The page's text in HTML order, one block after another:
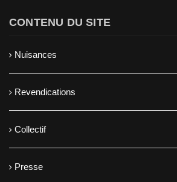
CONTENU DU SITE
Nuisances
Revendications
Collectif
Presse